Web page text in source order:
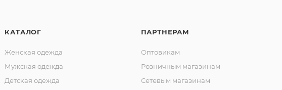
КАТАЛОГ
Женская одежда
Мужская одежда
Детская одежда
ПАРТНЕРАМ
Оптовикам
Розничным магазинам
Сетевым магазинам